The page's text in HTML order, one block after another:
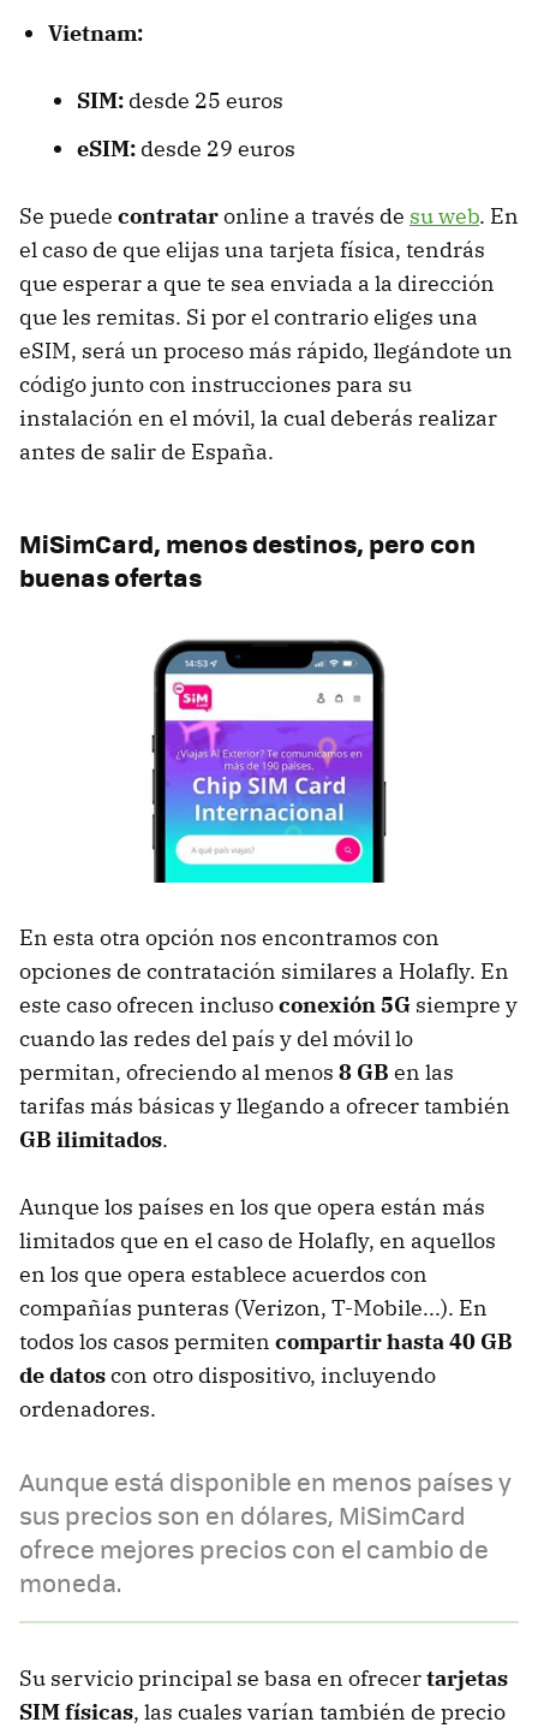
Vietnam:
SIM: desde 25 euros
eSIM: desde 29 euros
Se puede contrataronline a través de su web. En
el caso de que elijas una tarjeta física, tendrás
que esperar a que te sea enviada a la dirección
que les remitas. Si por el contrario eliges una
eSIM, será un proceso más rápido, llegándote un
código junto con instrucciones para su
instalación en el móvil, la cual deberás realizar
antes de salir de España.
MiSimCard, menos destinos, pero con
buenas ofertas
En esta otra opción nos encontramos con
opciones de contratación similares a Holafly. En
este caso ofrecen inclusoconexión 5G siempre y
cuando las redes del país y del móvil lo
permitan, ofreciendo al menos 8 GB en las
tarifas más básicas y llegando a ofrecer también
GB ilimitados.
Aunque los países en los que opera están más
limitados que en el caso de Holafly, en aquellos
en los que opera establece acuerdos con
compañías punteras (Verizon, T-Mobile...). En
todos los casos permiten compartir hasta 40 GB
de datoscon otro dispositivo, incluyendo
ordenadores.
Aunque está disponible en menos países y
sus precios son en dólares, MiSimCard
ofrece mejores precios con el cambio de
moneda.
Su servicio principal se basa en ofrecertarjetas
SIM físicas, las cuales varían también de precio